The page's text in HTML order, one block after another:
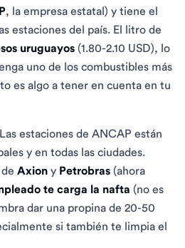
, la empresa estatal) y tiene el
estaciones del país. El litro de
uruguayos (1.80-2.10 USD), lo
uno de los combustibles más
es algo a tener en cuenta en tu
Las estaciones de ANCAP están
y en todas las ciudades.
Axion y Petrobras (ahora
te carga la nafta (no es
dar una propina de 20-50
si también te limpia el